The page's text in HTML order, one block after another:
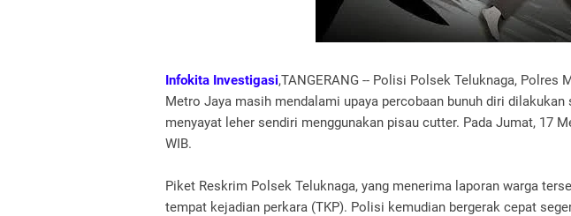
Infokita Investigasi,TANGERANG -- Polisi Polsek Teluknaga, Polres
Metro Jaya masih mendalami upaya percobaan bunuh diri dilakukan
menyayat leher sendiri menggunakan pisau cutter. Pada Jumat, 17
WIB.
Piket Reskrim Polsek Teluknaga, yang menerima laporan warga
tempat kejadian perkara (TKP). Polisi kemudian bergerak cepat